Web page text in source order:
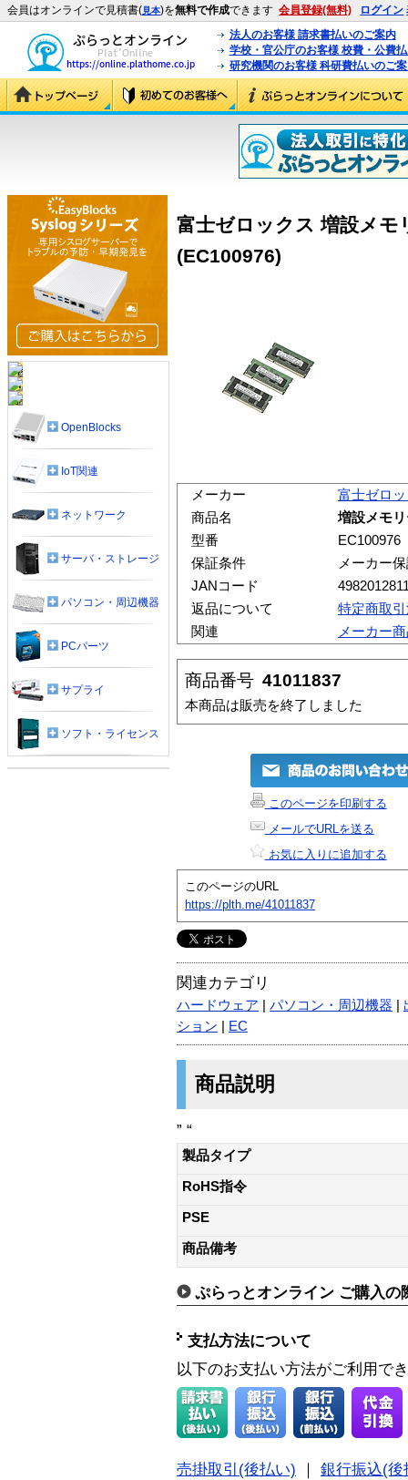
会員はオンラインで見積書(見本)を無料で作成できます 会員登録(無料) ログイン
法人のお客様 請求書払いのご案内
学校・官公庁のお客様 校費・公費
研究機関のお客様 科研費払いのご
富士ゼロックス 増設メモ
(EC100976)
メーカー
富士ゼロ
商品名
増設メモ
型番
EC100976
保証条件
メーカー
JANコード
返品について
特定商取
関連
メーカー
商品番号 41011837
本商品は販売を終了しました
このページを印刷する
メールでURLを送る
お気に入りに追加する
このページのURL
https://plth.me/41011837
関連カテゴリ
ハードウェア パソコン・周辺機器
ション
EC
商品説明
” “
製品タイプ
RoHS指令
PSE
商品備考
ぷらっとオンライン ご購入の
支払方法について
以下のお支払い方法がご利用で
売掛取引(後払い)
銀行振込(後
OpenBlocks
IoT関連
ネットワーク
サーバ・ストレージ
パソコン・周辺機器
PCパーツ
サプライ
ソフト・ライセンス